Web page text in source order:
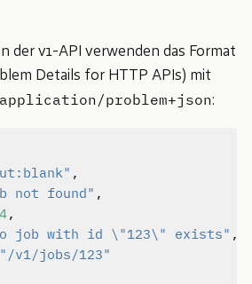
der v1-API verwenden das Format
Details for HTTP APIs) mit
application/problem+json:
,
not found" ,
,
job with id \"123\" exists" ,
"/v1/jobs/123"